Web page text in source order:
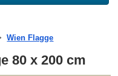
Wien Flagge
80 x 200 cm